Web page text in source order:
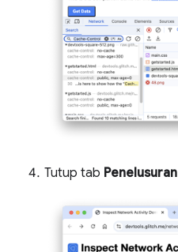
Tutup tab Penelusuran